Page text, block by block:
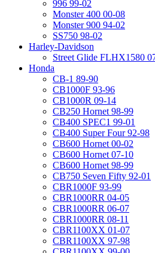
996 99-02
Monster 400 00-08
Monster 900 94-02
SS750 98-02
Harley-Davidson
Street Glide FLHX1580
Honda
CB-1 89-90
CB1000F 93-96
CB1000R 09-14
CB250 Hornet 98-99
CB400 SPEC1 99-01
CB400 Super Four 92-98
CB600 Hornet 00-02
CB600 Hornet 07-10
CB600 Hornet 98-99
CB750 Seven Fifty 92-01
CBR1000F 93-99
CBR1000RR 04-05
CBR1000RR 06-07
CBR1000RR 08-11
CBR1100XX 01-07
CBR1100XX 97-98